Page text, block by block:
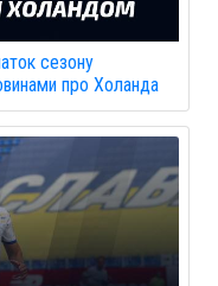
сезону
про Холанда